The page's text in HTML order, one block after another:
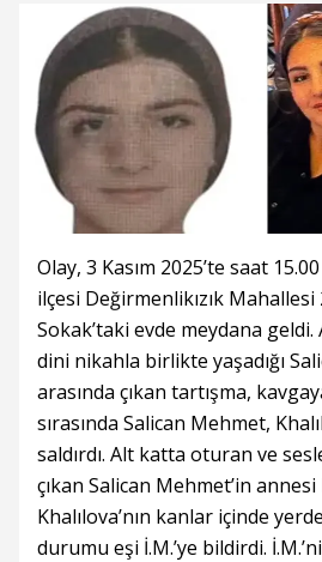
Olay, 3 Kasım 2025’te saat 15.00
ilçesi Değirmenlikızık Mahallesi
Sokak’taki evde meydana geldi.
dini nikahla birlikte yaşadığı
arasında çıkan tartışma,
sırasında Salican Mehmet,
saldırdı. Alt katta oturan ve
çıkan Salican Mehmet’in annesi
Khalılova’nın kanlar içinde
durumu eşi İ.M.’ye bildirdi.